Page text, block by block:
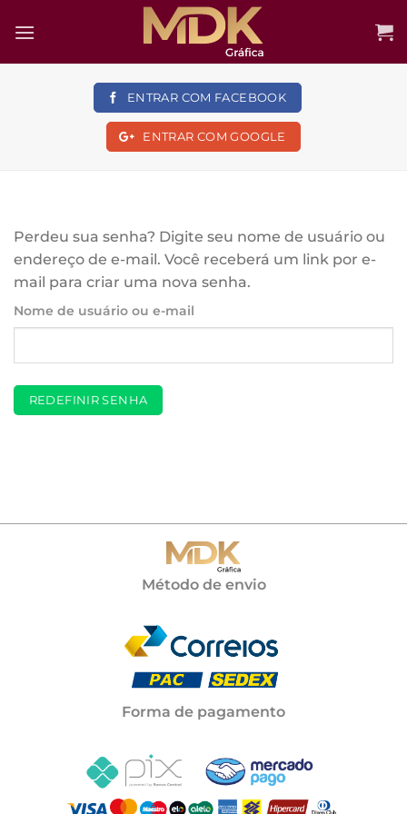
ENTRAR COM FACEBOOK
ENTRAR COMGOOGLE
Perdeu sua senha? Digite seu nome de usuário ou
endereço de e-mail. Você receberá um link por e-
mail para criar uma nova senha.
Nome de usuário ou e-mail
REDEFINIR SENHA
Método de envio
Forma de pagamento